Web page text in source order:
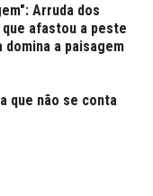
Arruda dos
afastou a peste
domina a paisagem
que não se conta